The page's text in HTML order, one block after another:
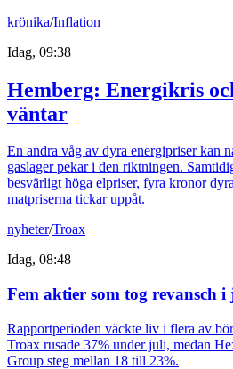
krönika/Inflation
Idag, 09:38
Hemberg: Energikris
väntar
En andra våg av dyra energipriser kan
gaslager pekar i den riktningen.
besvärligt höga elpriser, fyra kronor
matpriserna tickar uppåt.
nyheter/Troax
Idag, 08:48
Fem aktier som tog revansch i
Rapportperioden väckte liv i flera av
Troax rusade 37% under juli, medan
Group steg mellan 18 till 23%.